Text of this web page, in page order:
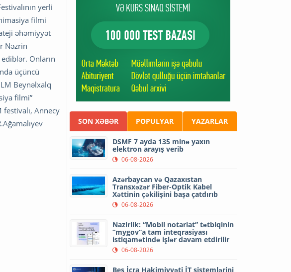
yerli
filmi
əhəmiyyət
Nəzrin
Onların
üçüncü
Beynəlxalq
filmi”
festivalı, Annecy
SON XƏBƏR POPULYAR YAZARLAR
DSMF 7 ayda 135 minə yaxın
elektron arayış verib
06-08-2026
Azərbaycan və Qazaxıstan
Transxəzər Fiber-Optik Kabel
Xəttinin çəkilişini başa çatdırıb
06-08-2026
Nazirlik: “Mobil notariat” tətbiqinin
“mygov”a tam inteqrasiyası
istiqamətində işlər davam etdirilir
06-08-2026
Beş İcra Hakimiyyəti İT sistemlərini